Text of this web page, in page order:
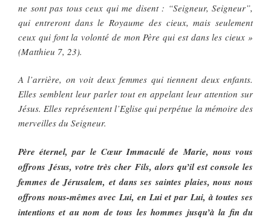
ne sont pas tous ceux qui me disent : “Seigneur, Seigneur”,
qui entreront dans le Royaume des cieux, mais seulement
ceux qui font la volonté de mon Père qui est dans les cieux »
(Matthieu 7, 23).
A l’arrière, on voit deux femmes qui tiennent deux enfants.
Elles semblent leur parler tout en appelant leur attention sur
Jésus. Elles représentent l’Eglise qui perpétue la mémoire des
merveilles du Seigneur.
Père éternel, par le Cœur Immaculé de Marie, nous vous
offrons Jésus, votre très cher Fils, alors qu’il est console les
femmes de Jérusalem, et dans ses saintes plaies, nous nous
offrons nous-mêmes avec Lui, en Lui et par Lui, à toutes ses
intentions et au nom de tous les hommes jusqu’à la fin du